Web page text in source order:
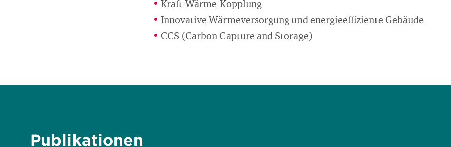
Kraft-Wärme-Kopplung
Innovative Wärmeversorgung und energieeffiziente Gebäude
CCS (Carbon Capture and Storage)
Publikationen